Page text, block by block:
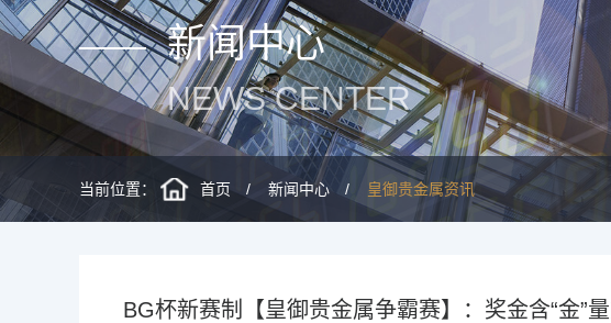
新闻中心
NEWS CENTER
当前位置： 首页 新闻中心 皇御贵金属资讯
BG杯新赛制【皇御贵金属争霸赛】：奖金含“金”